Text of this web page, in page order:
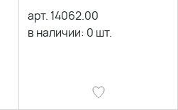
арт. 14062.00
в наличии: 0 шт.